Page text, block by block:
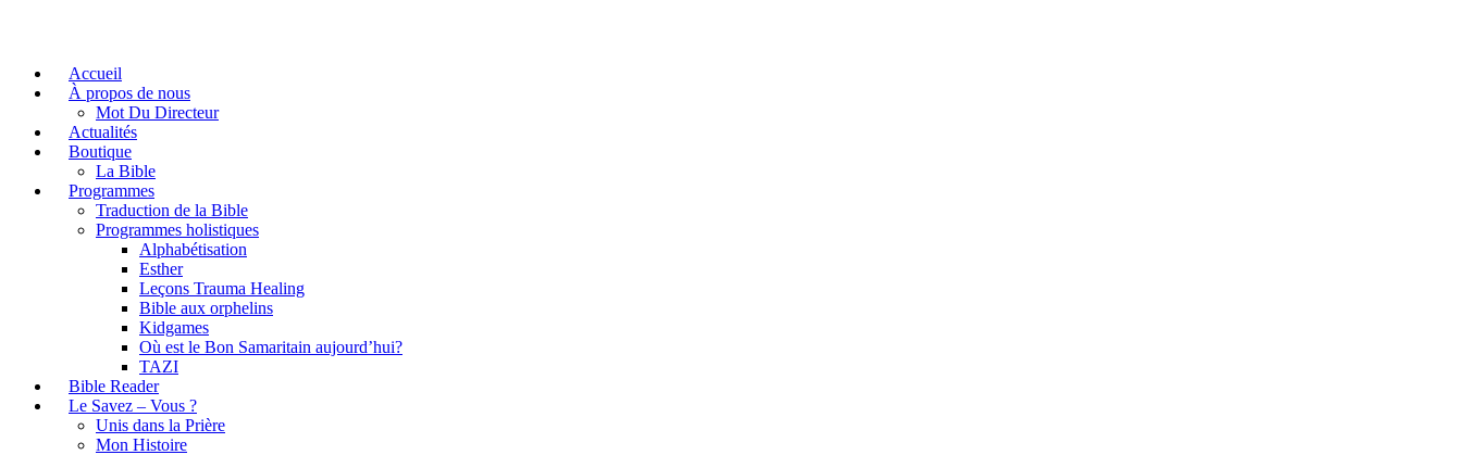
Accueil
À propos de nous
Mot Du Directeur
Actualités
Boutique
La Bible
Programmes
Traduction de la Bible
Programmes holistiques
Alphabétisation
Esther
Leçons Trauma Healing
Bible aux orphelins
Kidgames
Où est le Bon Samaritain aujourd’hui?
TAZI
Bible Reader
Le Savez – Vous ?
Unis dans la Prière
Mon Histoire